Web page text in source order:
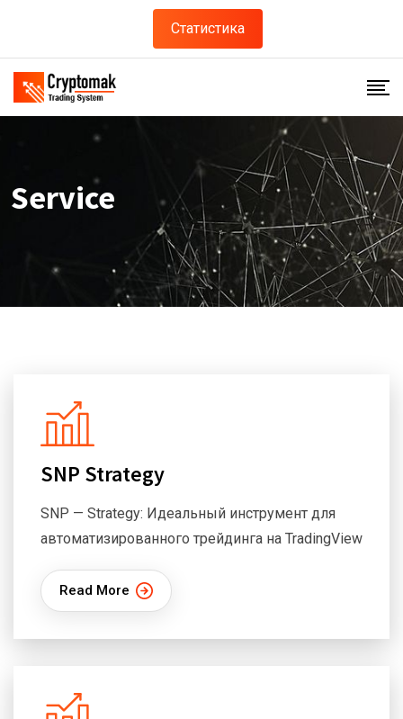
Статистика
Service
SNP Strategy
SNP — Strategy: Идеальный инструмент для
автоматизированного трейдинга на TradingView
Read More